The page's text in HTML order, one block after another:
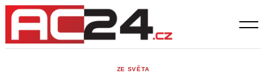
Skip
content
ZE SVĚTA